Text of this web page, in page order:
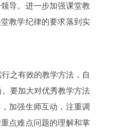
导。进一步加强课堂教
教学纪律的要求落到实
之有效的教学方法，自
要加大对优秀教学方法
加强生师互动，注重调
点难点问题的理解和掌